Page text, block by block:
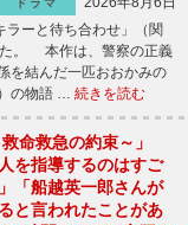
ーと待ち合わせ」（関
た。 本作は、警察の正義
を結んだ一匹おおかみの
の物語 … 続きを読む
命救急の約束～」
を指導するのはすご
「船越英一郎さんが
と言われたことがあ